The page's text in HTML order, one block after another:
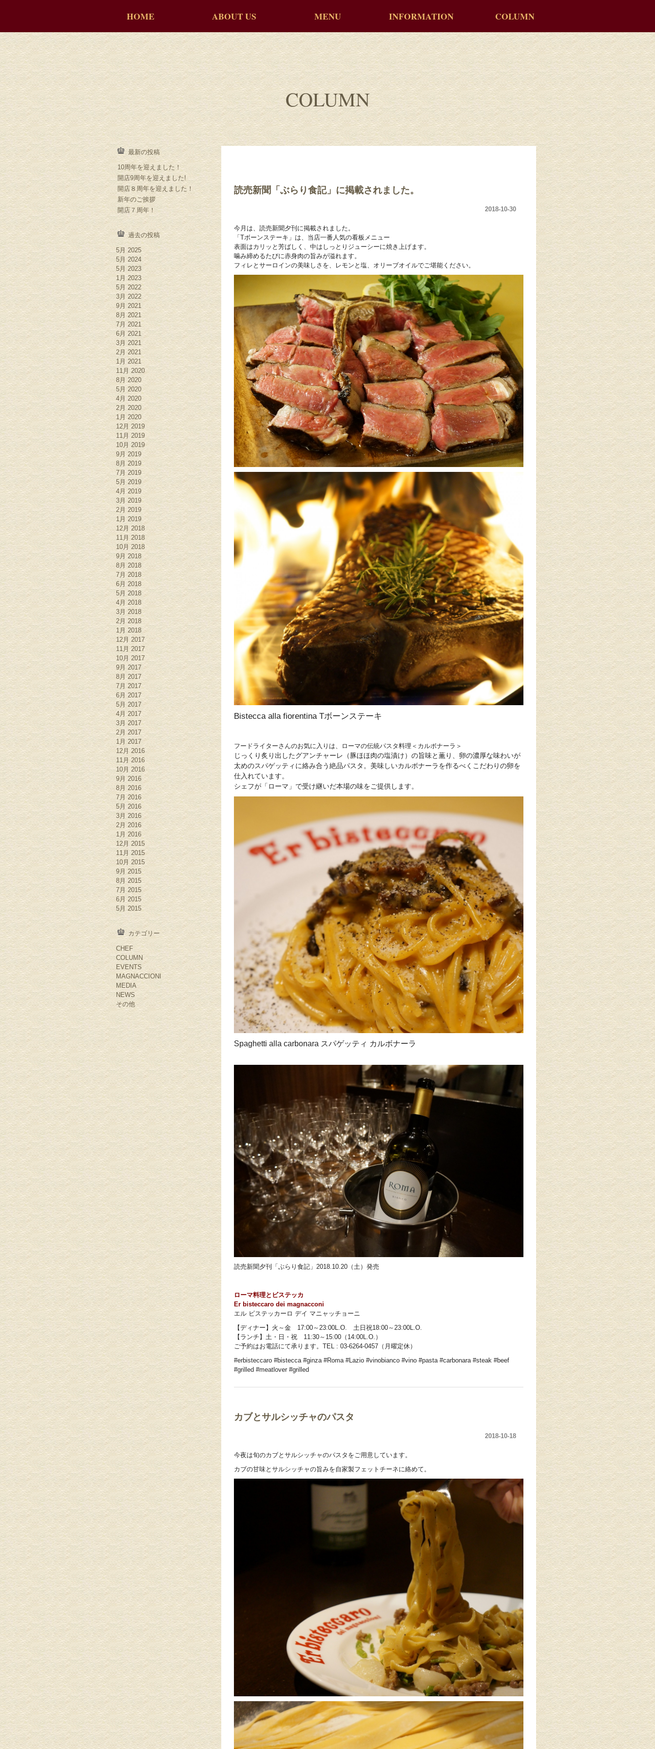
HOME ABOUT US MENU INFORMATION COLUMN
COLUMN
読売新聞「ぶらり食記」に掲載されました。
2018-10-30
今月は、読売新聞夕刊に掲載されました。
「Tボーンステーキ」は、当店一番人気の看板メニュー
表面はカリッと芳ばしく、 中はしっとりジューシーに焼き上げます。
噛み締めるたびに赤身肉の旨みが溢れます。
フィレとサーロインの美味しさを、レモンと塩、オリーブオイルでご堪能ください。
Bistecca alla fiorentina Tボーンステーキ
フードライターさんのお気に入りは、ローマの伝統パスタ料理＜カルボナーラ＞
じっくり炙り出したグアンチャーレ（豚ほほ肉の塩漬け）の旨味と薫り、卵の濃厚な味わいが
太めのスパゲッティに絡み合う絶品パスタ。美味しいカルボナーラを作るべくこだわりの卵を
仕入れています。
シェフが「ローマ」で受け継いだ本場の味をご提供します。
Spaghetti alla carbonara スパゲッティ カルボナーラ
読売新聞夕刊「ぶらり食記」2018.10.20（土）発売
ローマ料理とビステッカ
Er bisteccaro dei magnacconi
エル ビステッカーロ デイ マニャッチョーニ
【ディナー】火～金 17:00～23:00L.O. 土日祝18:00～23:00L.O.
【ランチ】土・日・祝 11:30～15:00（14:00L.O.）
ご予約はお電話にて承ります。TEL : 03-6264-0457（月曜定休）
#erbisteccaro #bistecca #ginza #Roma #Lazio #vinobianco #vino #pasta #carbonara #steak #beef
#grilled #meatlover #grilled
カブとサルシッチャのパスタ
2018-10-18
今夜は旬のカブとサルシッチャのパスタをご用意しています。
カブの甘味とサルシッチャの旨みを自家製フェットチーネに絡めて。
最新の投稿
10周年を迎えました！
開店9周年を迎えました!
開店８周年を迎えました！
新年のご挨拶
開店７周年！
過去の投稿
5月 2025
5月 2024
5月 2023
1月 2023
5月 2022
3月 2022
9月 2021
8月 2021
7月 2021
6月 2021
3月 2021
2月 2021
1月 2021
11月 2020
8月 2020
5月 2020
4月 2020
2月 2020
1月 2020
12月 2019
11月 2019
10月 2019
9月 2019
8月 2019
7月 2019
5月 2019
4月 2019
3月 2019
2月 2019
1月 2019
12月 2018
11月 2018
10月 2018
9月 2018
8月 2018
7月 2018
6月 2018
5月 2018
4月 2018
3月 2018
2月 2018
1月 2018
12月 2017
11月 2017
10月 2017
9月 2017
8月 2017
7月 2017
6月 2017
5月 2017
4月 2017
3月 2017
2月 2017
1月 2017
12月 2016
11月 2016
10月 2016
9月 2016
8月 2016
7月 2016
5月 2016
3月 2016
2月 2016
1月 2016
12月 2015
11月 2015
10月 2015
9月 2015
8月 2015
7月 2015
6月 2015
5月 2015
カテゴリー
CHEF
COLUMN
EVENTS
MAGNACCIONI
MEDIA
NEWS
その他